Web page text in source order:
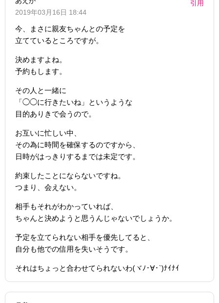
2019年03月16日 18:44
引用
今、まさに親友ちゃんとの予定を
立てているところですが。
決めますよね。
予約もします。
その人と一緒に
「◯◯に行きたいね」というような
目的ありきで会うので。
お互いに忙しい中、
その為に時間を確保するのですから、
日時がはっきりするまでは未定です。
約束したことにならないですね。
つまり、会えない。
相手もそれがわかっていれば、
ちゃんと決めようと思うんじゃないでしょうか。
予定を立てられない相手を優先してると、
自分も他での信用を失いそうです。
それはちょっと合わせてられないわ(ヾﾉ･∀･`)ﾅｲﾅｲ